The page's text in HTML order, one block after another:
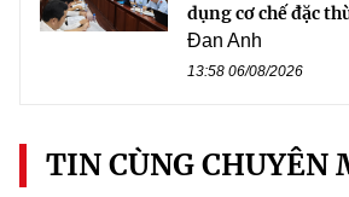
dụng cơ chế đặc
Đan Anh
13:58 06/08/2026
TIN CÙNG CHUYÊN